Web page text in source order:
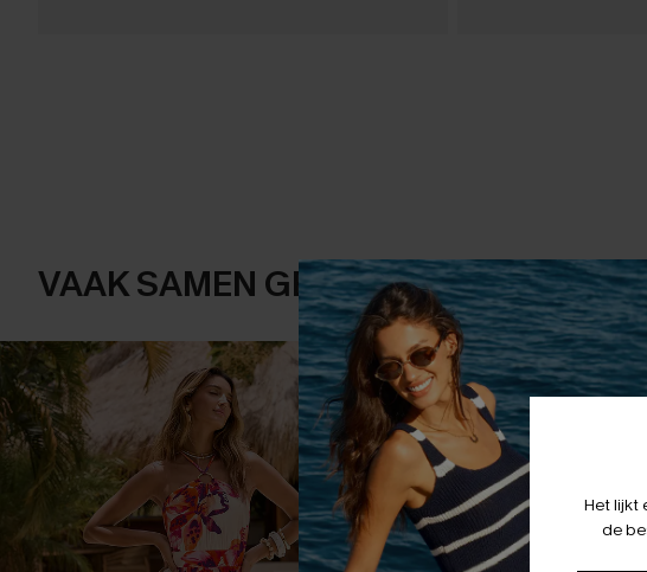
VAAK SAMEN GEKOCHT
Het lijkt
de